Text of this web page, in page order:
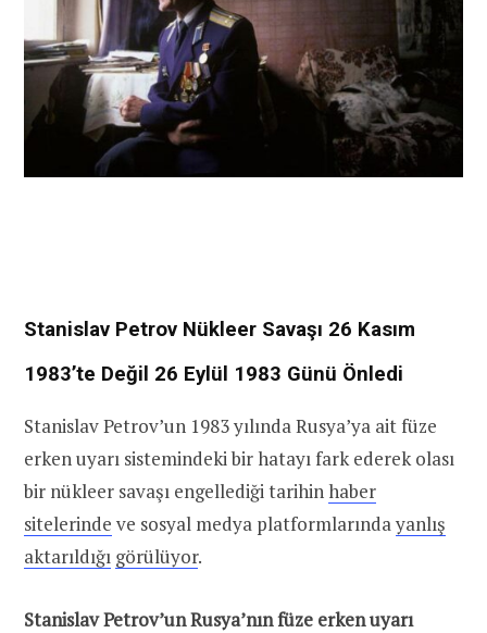
Stanislav Petrov Nükleer Savaşı 26 Kasım
1983’te Değil 26 Eylül 1983 Günü Önledi
Stanislav Petrov’un 1983 yılında Rusya’ya ait füze
erken uyarı sistemindeki bir hatayı fark ederek olası
bir nükleer savaşı engellediği tarihinhaber
sitelerinde ve sosyal medya platformlarındayanlış
aktarıldığı görülüyor.
Stanislav Petrov’un Rusya’nın füze erken uyarı